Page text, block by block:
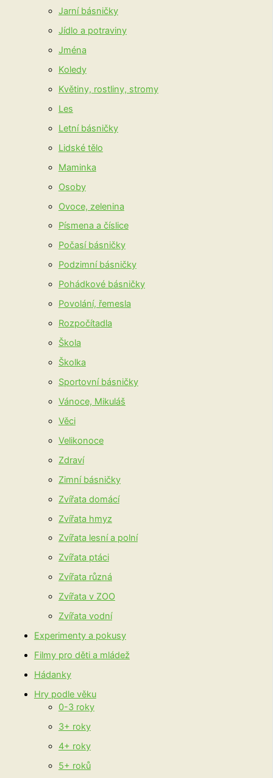
Jarní básničky
Jídlo a potraviny
Jména
Koledy
Květiny, rostliny, stromy
Les
Letní básničky
Lidské tělo
Maminka
Osoby
Ovoce, zelenina
Písmena a číslice
Počasí básničky
Podzimní básničky
Pohádkové básničky
Povolání, řemesla
Rozpočítadla
Škola
Školka
Sportovní básničky
Vánoce, Mikuláš
Věci
Velikonoce
Zdraví
Zimní básničky
Zvířata domácí
Zvířata hmyz
Zvířata lesní a polní
Zvířata ptáci
Zvířata různá
Zvířata v ZOO
Zvířata vodní
Experimenty a pokusy
Filmy pro děti a mládež
Hádanky
Hry podle věku
0-3 roky
3+ roky
4+ roky
5+ roků